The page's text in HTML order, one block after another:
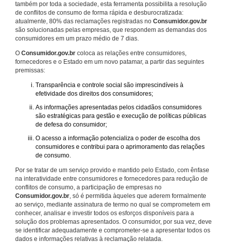
também por toda a sociedade, esta ferramenta possibilita a resolução
de conflitos de consumo de forma rápida e desburocratizada:
atualmente, 80% das reclamações registradas no Consumidor.gov.br
são solucionadas pelas empresas, que respondem as demandas dos
consumidores em um prazo médio de 7 dias.
O Consumidor.gov.br coloca as relações entre consumidores,
fornecedores e o Estado em um novo patamar, a partir das seguintes
premissas:
Transparência e controle social são imprescindíveis à
efetividade dos direitos dos consumidores;
As informações apresentadas pelos cidadãos consumidores
são estratégicas para gestão e execução de políticas públicas
de defesa do consumidor;
O acesso a informação potencializa o poder de escolha dos
consumidores e contribui para o aprimoramento das relações
de consumo.
Por se tratar de um serviço provido e mantido pelo Estado, com ênfase
na interatividade entre consumidores e fornecedores para redução de
conflitos de consumo, a participação de empresas no
Consumidor.gov.br, só é permitida àqueles que aderem formalmente
ao serviço, mediante assinatura de termo no qual se comprometem em
conhecer, analisar e investir todos os esforços disponíveis para a
solução dos problemas apresentados. O consumidor, por sua vez, deve
se identificar adequadamente e comprometer-se a apresentar todos os
dados e informações relativas à reclamação relatada.